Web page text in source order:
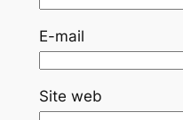
E-mail
Site web